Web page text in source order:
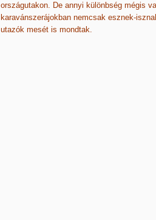
országutakon. De annyi különbség mégis
karavánszerájokban nemcsak esznek-
utazók mesét is mondtak.